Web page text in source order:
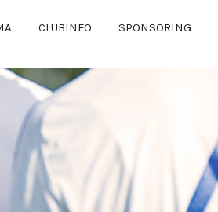
CLUBINFO SPONSORING